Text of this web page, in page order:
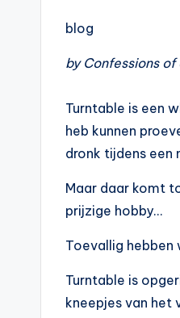
blog
by Confessions
Turntable is een
heb kunnen
dronk tijdens een
Maar daar komt
prijzige hobby…
Toevallig hebben
Turntable is
kneepjes van het